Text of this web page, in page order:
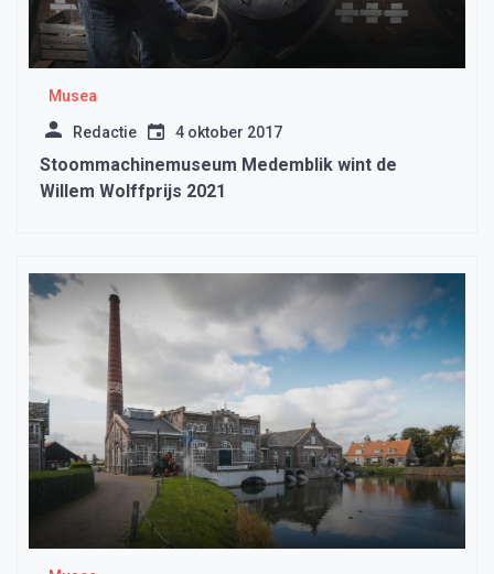
Musea
Redactie 4 oktober 2017
Stoommachinemuseum Medemblik wint de
Willem Wolffprijs 2021